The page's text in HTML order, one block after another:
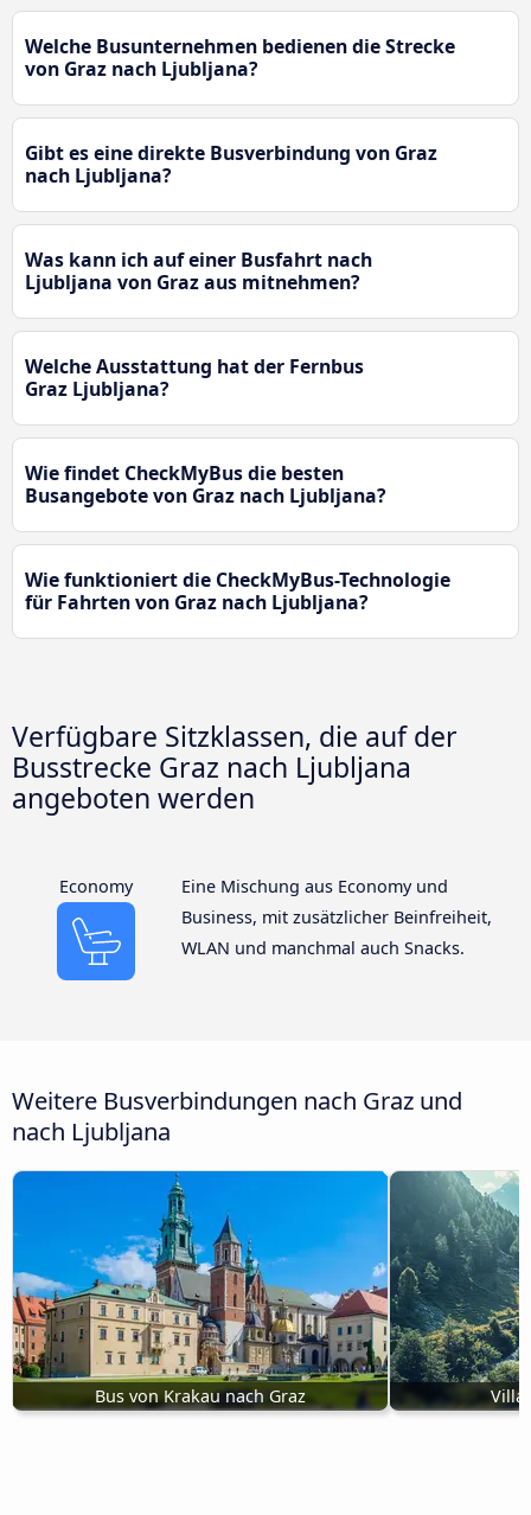
Welche Busunternehmen bedienen die Strecke
von Graz nach Ljubljana?
Gibt es eine direkte Busverbindung von Graz
nach Ljubljana?
Was kann ich auf einer Busfahrt nach
Ljubljana von Graz aus mitnehmen?
Welche Ausstattung hat der Fernbus
Graz Ljubljana?
Wie findet CheckMyBus die besten
Busangebote von Graz nach Ljubljana?
Wie funktioniert die CheckMyBus-Technologie
für Fahrten von Graz nach Ljubljana?
Verfügbare Sitzklassen, die auf der
Busstrecke Graz nach Ljubljana
angeboten werden
Economy
Eine Mischung aus Economy und
Business, mit zusätzlicher Beinfreiheit,
WLAN und manchmal auch Snacks.
Weitere Busverbindungen nach Graz und
nach Ljubljana
Bus von Krakau nach Graz